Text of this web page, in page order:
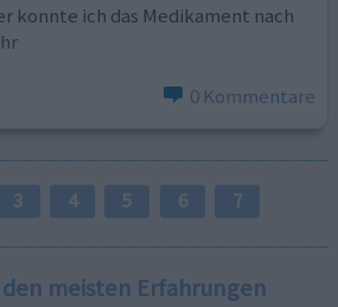
konnte ich das Medikament nach
0 Kommentare
3 4 5 6 7
meisten Erfahrungen